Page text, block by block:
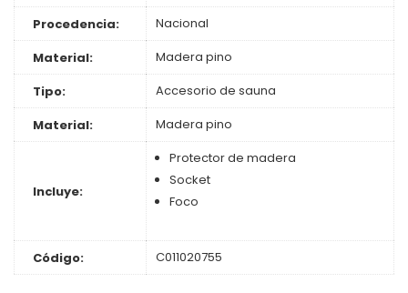
Procedencia:
Nacional
Material: Madera pino
Tipo: Accesorio de sauna
Material: Madera pino
Incluye:
Protector de madera
Socket
Foco
Código: C011020755